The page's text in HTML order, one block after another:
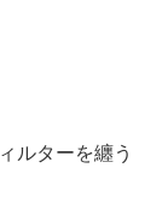
ルターを纏う